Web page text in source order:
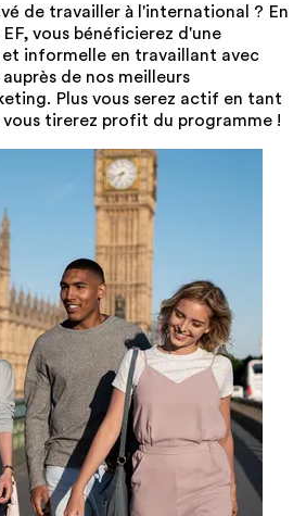
de travailler à l'international ? En
vous bénéficierez d'une
et informelle en travaillant avec
de nos meilleurs
Plus vous serez actif en tant
vous tirerez profit du programme !